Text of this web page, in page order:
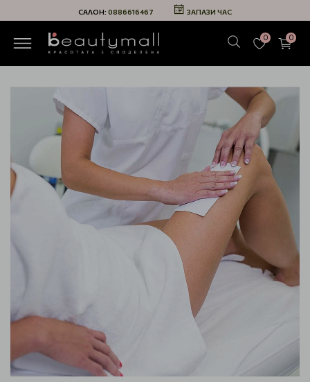
САЛОН: 0886616467 ЗАПАЗИ ЧАС
0 0